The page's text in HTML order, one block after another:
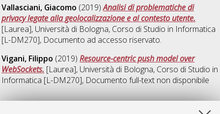
Vallasciani, Giacomo (2019)Analisi di problematiche di
privacy legate alla geolocalizzazione e al contesto utente.
[Laurea], Università di Bologna, Corso di Studio in Informatica
[L-DM270], Documento ad accesso riservato.
Vigani, Filippo (2019)Resource-centric push model over
WebSockets. [Laurea], Università di Bologna, Corso di Studio in
Informatica [L-DM270], Documento full-text non disponibile